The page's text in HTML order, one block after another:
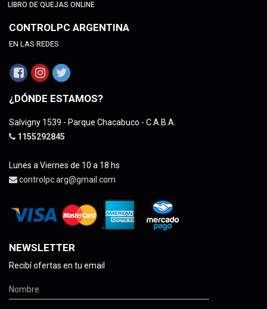
LIBRO DE QUEJAS ONLINE
CONTROLPC ARGENTINA
EN LAS REDES
¿DÓNDE ESTAMOS?
Salvigny 1539 - Parque Chacabuco - C.A.B.A.
1155292845
Lunes a Viernes de 10 a 18 hs
controlpc.arg@gmail.com
NEWSLETTER
Recibí ofertas en tu email